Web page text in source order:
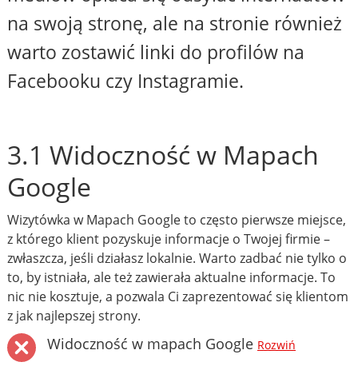
na swoją stronę, ale na stronie również
warto zostawić linki do profilów na
Facebooku czy Instagramie.
3.1 Widoczność w Mapach
Google
Wizytówka w Mapach Google to często pierwsze miejsce,
z którego klient pozyskuje informacje o Twojej firmie –
zwłaszcza, jeśli działasz lokalnie. Warto zadbać nie tylko o
to, by istniała, ale też zawierała aktualne informacje. To
nic nie kosztuje, a pozwala Ci zaprezentować się klientom
z jak najlepszej strony.
Widoczność w mapach Google Rozwiń